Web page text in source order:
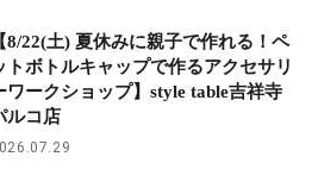
【8/22(土) 夏休みに親子で作れる！ペ
トボトルキャップで作るアクセサリ
ワークショップ】style table吉祥寺
ルコ店